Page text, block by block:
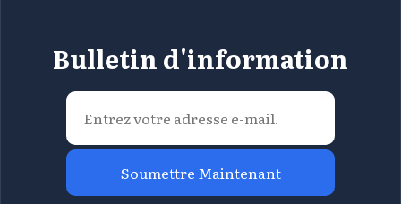
Bulletin d'information
Soumettre Maintenant